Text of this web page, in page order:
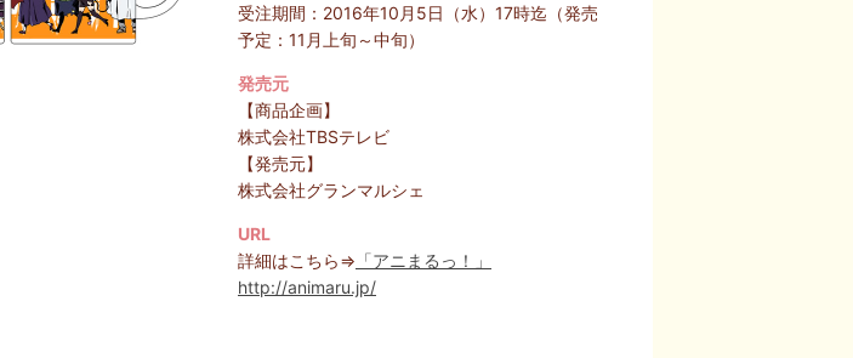
受注期間：2016年10月5日（水）17時迄（発売
予定：11月上旬～中旬）
発売元
【商品企画】
株式会社TBSテレビ
【発売元】
株式会社グランマルシェ
URL
詳細はこちら⇒ 「アニまるっ！」
http://animaru.jp/